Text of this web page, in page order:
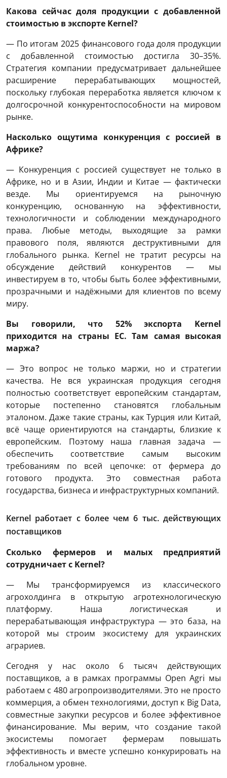
Какова сейчас доля продукции с добавленной
стоимостью в экспорте Kernel?
— По итогам 2025 финансового года доля продукции
с добавленной стоимостью достигла 30–35%.
Стратегия компании предусматривает дальнейшее
расширение перерабатывающих мощностей,
поскольку глубокая переработка является ключом к
долгосрочной конкурентоспособности на мировом
рынке.
Насколько ощутима конкуренция с россией в
Африке?
— Конкуренция с россией существует не только в
Африке, но и в Азии, Индии и Китае — фактически
везде. Мы ориентируемся на рыночную
конкуренцию, основанную на эффективности,
технологичности и соблюдении международного
права. Любые методы, выходящие за рамки
правового поля, являются деструктивными для
глобального рынка. Kernel не тратит ресурсы на
обсуждение действий конкурентов — мы
инвестируем в то, чтобы быть более эффективными,
прозрачными и надёжными для клиентов по всему
миру.
Вы говорили, что 52% экспорта Kernel
приходится на страны ЕС. Там самая высокая
маржа?
— Это вопрос не только маржи, но и стратегии
качества. Не вся украинская продукция сегодня
полностью соответствует европейским стандартам,
которые постепенно становятся глобальным
эталоном. Даже такие страны, как Турция или Китай,
всё чаще ориентируются на стандарты, близкие к
европейским. Поэтому наша главная задача —
обеспечить соответствие самым высоким
требованиям по всей цепочке: от фермера до
готового продукта. Это совместная работа
государства, бизнеса и инфраструктурных компаний.
Kernel работает с более чем 6 тыс. действующих
поставщиков
Сколько фермеров и малых предприятий
сотрудничает с Kernel?
— Мы трансформируемся из классического
агрохолдинга в открытую агротехнологическую
платформу. Наша логистическая и
перерабатывающая инфраструктура — это база, на
которой мы строим экосистему для украинских
аграриев.
Сегодня у нас около 6 тысяч действующих
поставщиков, а в рамках программы Open Agri мы
работаем с 480 агропроизводителями. Это не просто
коммерция, а обмен технологиями, доступ к Big Data,
совместные закупки ресурсов и более эффективное
финансирование. Мы верим, что создание такой
экосистемы помогает фермерам повышать
эффективность и вместе успешно конкурировать на
глобальном уровне.